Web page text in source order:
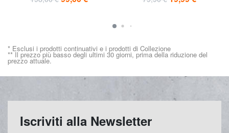
* Esclusi i prodotti continuativi e i prodotti di Collezione
** Il prezzo più basso degli ultimi 30 giorni, prima della riduzione del
prezzo attuale.
Iscriviti alla Newsletter